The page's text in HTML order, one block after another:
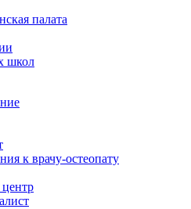
палата
школ
к врачу-остеопату